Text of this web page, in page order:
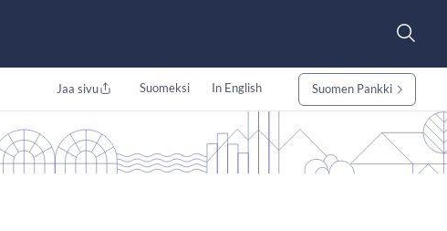
Jaa sivu Suomeksi In English Suomen Pankki